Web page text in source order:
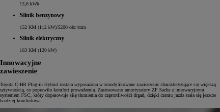
13,6 kWh
Silnik benzynowy
152 KM (112 kW)/5200 obr./min
Silnik elektryczny
163 KM (120 kW)
Innowacyjne
zawieszenie
Toyota C-HR Plug-in Hybrid została wyposażona w zmodyfikowane zawieszenie charakteryzujące się większą
sztywnością, co poprawiło komfort prowadzenia. Zastosowano amortyzatory ZF Sachs z innowacyjnym
systemem FSC, który dopasowuje siłę tłumienia do częstotliwości drgań, dzięki czemu jazda stała się jeszcze
bardziej komfortowa.